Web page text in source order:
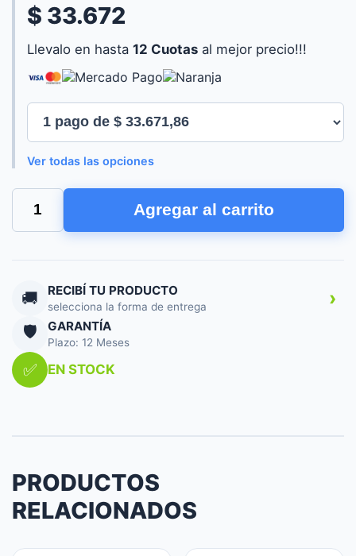
$ 33.672
Llevalo en hasta 12 Cuotas al mejor precio!!!
Ver todas las opciones
MOUSE
PAD
TRUST
cantidad
Agregar al carrito
🚚 RECIBÍ TU PRODUCTO
selecciona la forma de entrega ›
🛡️ GARANTÍA
Plazo: 12 Meses
✅ EN STOCK
PRODUCTOS
RELACIONADOS